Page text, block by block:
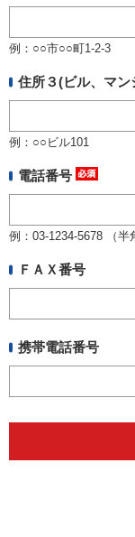
例：○○市○○町1-2-3
住所３(ビル、マン
例：○○ビル101
電話番号
例：03-1234-5678 （半
ＦＡＸ番号
携帯電話番号